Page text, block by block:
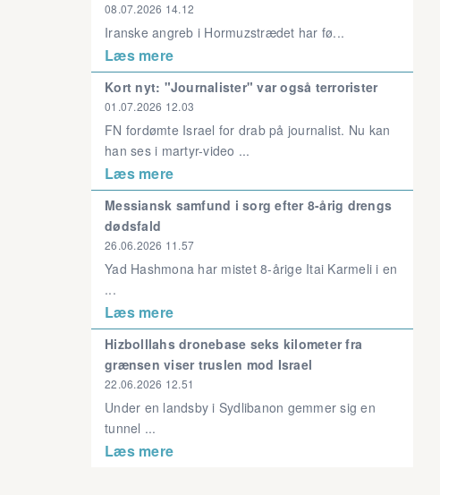
08.07.2026 14.12
Iranske angreb i Hormuzstrædet har fø...
Læs mere
Kort nyt: "Journalister" var også terrorister
01.07.2026 12.03
FN fordømte Israel for drab på journalist. Nu kan
han ses i martyr-video ...
Læs mere
Messiansk samfund i sorg efter 8-årig drengs
dødsfald
26.06.2026 11.57
Yad Hashmona har mistet 8-årige Itai Karmeli i en
...
Læs mere
Hizbolllahs dronebase seks kilometer fra
grænsen viser truslen mod Israel
22.06.2026 12.51
Under en landsby i Sydlibanon gemmer sig en
tunnel ...
Læs mere